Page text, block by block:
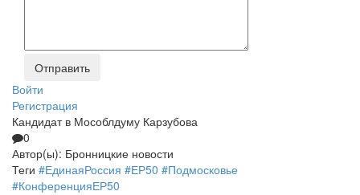
Войти
Регистрация
Кандидат в Мособлдуму Карзубова
0
Автор(ы): Бронницкие новости
Теги #ЕдинаяРоссия #ЕР50 #Подмосковье
#КонференцияЕР50